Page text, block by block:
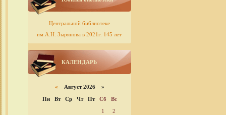
Центральной библиотеке
им.А.Н. Зырянова в 2021г. 145 лет
КАЛЕНДАРЬ
« Август 2026 »
Пн
Вт Ср Чт Пт Сб
Вс
1
2